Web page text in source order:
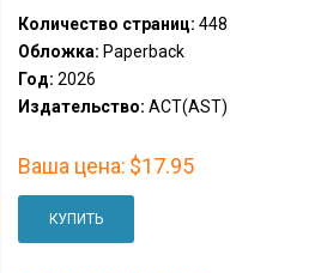
Количество страниц: 448
Обложка: Paperback
Год: 2026
Издательство: АСТ(AST)
Ваша цена: $17.95
КУПИТЬ